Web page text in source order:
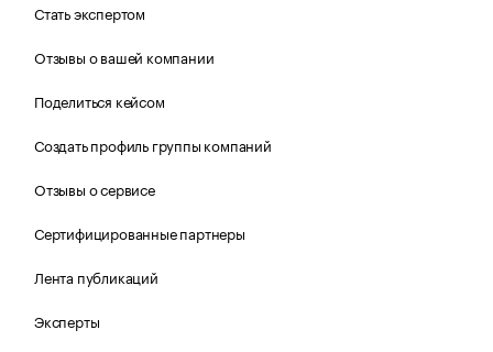
Стать экспертом
Отзывы о вашей компании
Поделиться кейсом
Создать профиль группы компаний
Отзывы о сервисе
Сертифицированные партнеры
Лента публикаций
Эксперты